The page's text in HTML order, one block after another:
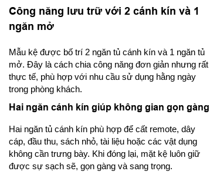
Công năng lưu trữ với 2 cánh kín và 1
ngăn mở
Mẫu kệ được bố trí 2 ngăn tủ cánh kín và 1 ngăn tủ
mở. Đây là cách chia công năng đơn giản nhưng rất
thực tế, phù hợp với nhu cầu sử dụng hằng ngày
trong phòng khách.
Hai ngăn cánh kín giúp không gian gọn gàng
Hai ngăn tủ cánh kín phù hợp để cất remote, dây
cáp, đầu thu, sách nhỏ, tài liệu hoặc các vật dụng
không cần trưng bày. Khi đóng lại, mặt kệ luôn giữ
được sự sạch sẽ, gọn gàng và sang trọng.